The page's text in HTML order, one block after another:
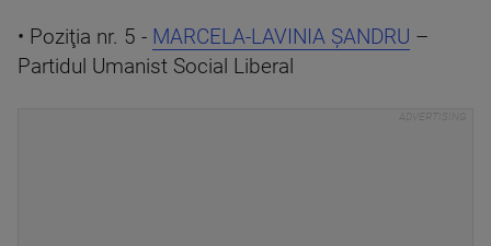
• Poziţia nr. 5 - MARCELA-LAVINIA ŞANDRU –
Partidul Umanist Social Liberal